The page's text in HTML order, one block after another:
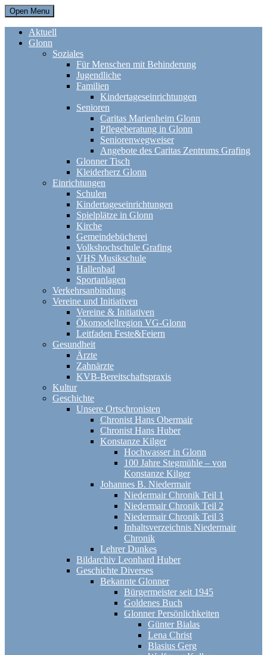
Open Menu
Aktuell
Glonn
Soziales
Für Menschen mit Behinderung
Jugendliche
Familien
Kindertageseinrichtungen
Senioren
Caritas Marienheim Glonn
Pflegeberatung in Glonn
Seniorenwegweiser
Angebote des Caritas Zentrums Grafing
Glonner Tisch
Kleiderherz Glonn
Einrichtungen
Schulen
Kindertageseinrichtungen
Spielplätze in Glonn
Kirche
Gemeindebücherei
Volkshochschule Grafing
VHS Musikschule
Hallenbad
Sportanlagen
Verkehrsanbindung
Vereine und Initiativen
Vereine & Initiativen
Ökomodellregion VG-Glonn
Leitfaden Feste&Feiern
Gesundheit
Ärzte
Zahnärzte
KVB-Bereitschaftspraxis
Kultur
Geschichte
Unsere Ortschronisten
Chronist Hans Obermair
Chronist Hans Huber
Konstanze Kilger
Hochwasser in Glonn
100 Jahre Stegmühle – von
Konstanze Kilger
Johannes B. Niedermair
Niedermair Chronik Teil 1
Niedermair Chronik Teil 2
Niedermair Chronik Teil 3
Inhaltsverzeichnis Niedermair
Chronik
Lehrer Dunkes
Bildarchiv Leonhard Huber
Geschichte Diverses
Bekannte Glonner
Bürgermeister seit 1945
Goldenes Buch
Glonner Persönlichkeiten
Günter Bialas
Lena Christ
Blasius Gerg